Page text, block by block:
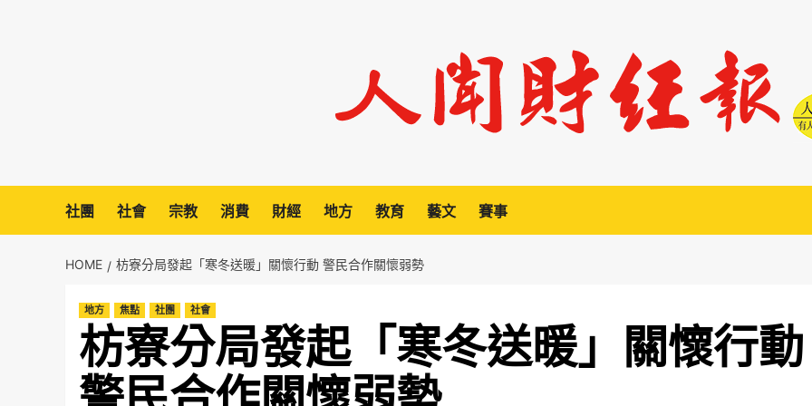
社團 社會 宗教 消費 財經 地方 教育 藝文 賽事
HOME 枋寮分局發起「寒冬送暖」關懷行動 警民合作關懷弱勢
地方 焦點 社團 社會
枋寮分局發起「寒冬送暖」關懷行動